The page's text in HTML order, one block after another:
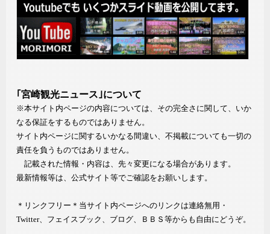
｢宮崎観光ニュース｣について
※本サイト内ページの内容については、その完全さに関して、いか
なる保証をするものではありません。
サイト内ページに関するいかなる間違い、不掲載についても一切の
責任を負うものではありません。
記載された情報・内容は、先々変更になる場合があります。
最新情報等は、公式サイト等でご確認をお願いします。
＊リンクフリー＊当サイト内ページへのリンクは連絡無用・
Twitter、フェイスブック、ブログ、ＢＢＳ等からも自由にどうぞ。